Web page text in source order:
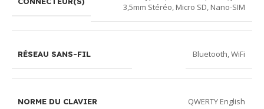
3,5mm Stéréo, Micro SD, Nano-SIM
RÉSEAU SANS-FIL Bluetooth,WiFi
NORME DU CLAVIER QWERTY English